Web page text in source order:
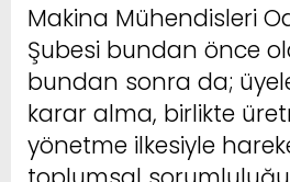
Makina Mühendisleri
Şubesi bundan önce
bundan sonra da;
karar alma, birlikte
yönetme ilkesiyle